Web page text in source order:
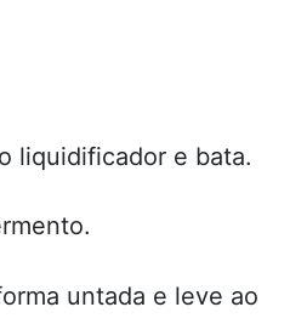
liquidificador e bata.
untada e leve ao